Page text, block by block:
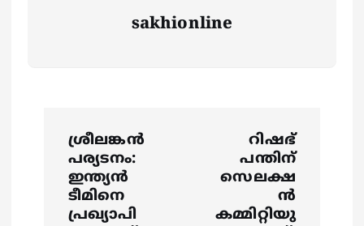
sakhionline
ശ്രീലങ്കൻ
പര്യടനം:
ഇന്ത്യൻ
ടീമിനെ
പ്രഖ്യാപി
റിഷഭ്
പന്തിന്
സെലക്ഷ
ന്‍
കമ്മിറ്റിയു